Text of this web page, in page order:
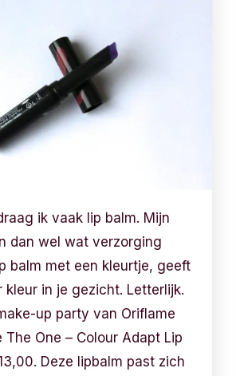
ik vaak lip balm. Mijn
dan wel wat verzorging
balm met een kleurtje, geeft
kleur in je gezicht. Letterlijk.
up party van Oriflame
The One – Colour Adapt Lip
Deze lipbalm past zich